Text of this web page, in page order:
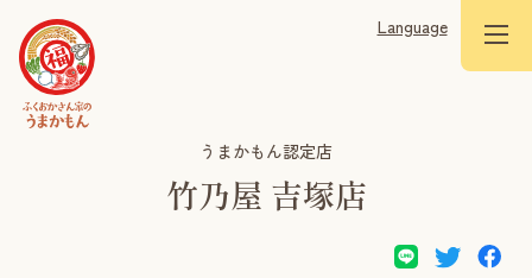
Language
うまかもん認定店
竹乃屋 吉塚店